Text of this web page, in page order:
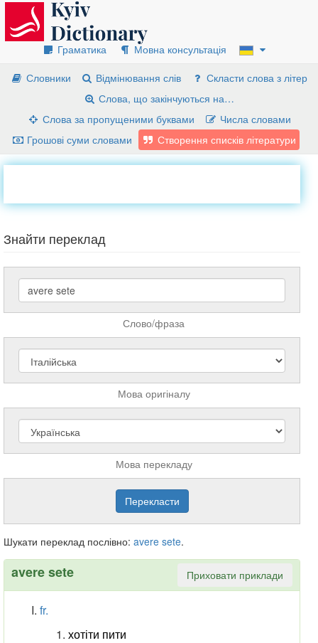
Граматика
Мовна консультація
Словники
Відмінювання слів
Скласти слова з літер
Слова, що закінчуються на…
Слова за пропущеними буквами
Числа словами
Грошові суми словами
Створення списків літератури
Знайти переклад
Слово/фраза
Мова оригіналу
Мова перекладу
Шукати переклад послівно: avere sete.
avere sete Приховати приклади
fr.
хотіти пити